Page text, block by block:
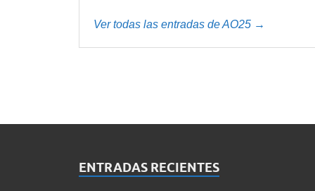
Ver todas las entradas de AO25 →
ENTRADAS RECIENTES